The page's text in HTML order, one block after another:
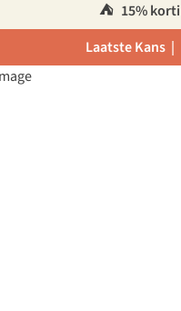
⛺️ 15%
Laatste Kans |